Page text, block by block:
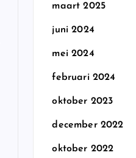
maart 2025
juni 2024
mei 2024
februari 2024
oktober 2023
december 2022
oktober 2022